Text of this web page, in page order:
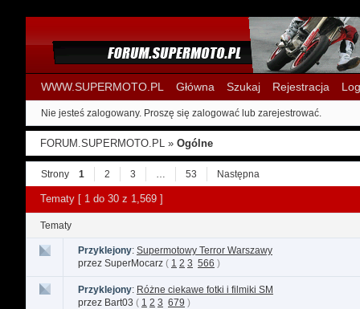
WWW.SUPERMOTO.PL Główna Szukaj Rejestracja
Nie jesteś zalogowany. Proszę się zalogować lub zarejestrować.
FORUM.SUPERMOTO.PL »Ogólne
Strony 1 2 3 53 Następna
Tematy [ 1 do 30 z 1,569 ]
Tematy
Przyklejony: Supermotowy Terror Warszawy
przez SuperMocarz ( 1 2 3 566 )
Przyklejony: Różne ciekawe fotki i filmiki SM
przez Bart03 ( 1 2 3 679 )